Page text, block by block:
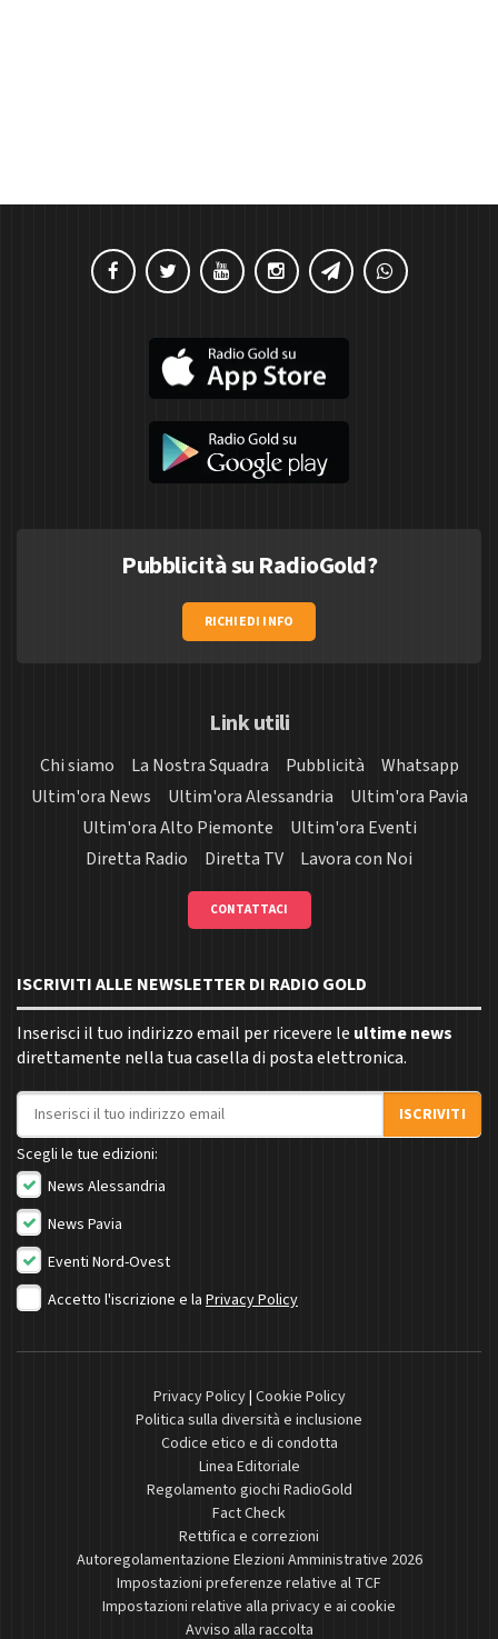
Pubblicità su RadioGold?
RICHIEDI INFO
Link utili
Chi siamo La Nostra Squadra Pubblicità
Whatsapp
Ultim'ora News
Ultim'ora Alessandria
Ultim'ora Pavia
Ultim'ora Alto Piemonte
Ultim'ora Eventi
Diretta Radio
Diretta TV Lavora con Noi
CONTATTACI
ISCRIVITI ALLE NEWSLETTER DI RADIO GOLD
Inserisci il tuo indirizzo email per ricevere le ultime news
direttamente nella tua casella di posta elettronica.
Indirizzo email
ISCRIVITI
Scegli le tue edizioni:
News Alessandria
News Pavia
Eventi Nord-Ovest
Accetto l'iscrizione e la Privacy Policy
Privacy Policy| Cookie Policy
Politica sulla diversità e inclusione
Codice etico e di condotta
Linea Editoriale
Regolamento giochi RadioGold
Fact Check
Rettifica e correzioni
Autoregolamentazione Elezioni Amministrative 2026
Impostazioni preferenze relative al TCF
Impostazioni relative alla privacy e ai cookie
Avviso alla raccolta